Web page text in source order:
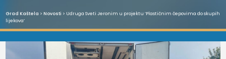
Grad Kaštela > Novosti > Udruga Sveti Jeronim u projektu ‘Plastičnim čepovima do skupih
lijekova’